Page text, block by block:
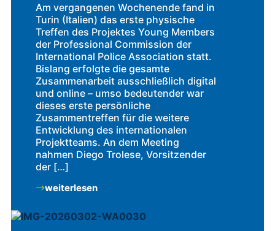
Am vergangenen Wochenende fand in
Turin (Italien) das erste physische
Treffen des Projektes Young Members
der Professional Commission der
International Police Association statt.
Bislang erfolgte die gesamte
Zusammenarbeit ausschließlich digital
und online – umso bedeutender war
dieses erste persönliche
Zusammentreffen für die weitere
Entwicklung des internationalen
Projektteams. An dem Meeting
nahmen Diego Trolese, Vorsitzender
der […]
weiterlesen